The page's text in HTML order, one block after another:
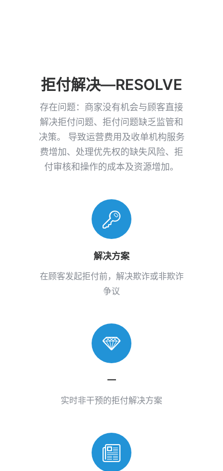
拒付解决—RESOLVE
存在问题：商家没有机会与顾客直接
解决拒付问题、拒付问题缺乏监管和
决策。 导致运营费用及收单机构服务
费增加、处理优先权的缺失风险、拒
付审核和操作的成本及资源增加。
解决方案
在顾客发起拒付前，解决欺诈或非欺诈
争议
一
实时非干预的拒付解决方案